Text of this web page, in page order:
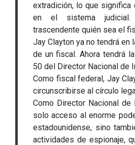
extradición, lo que significa
en el sistema judicial.
trascendente quién sea el
Jay Clayton ya no tendrá en
de un fiscal. Ahora tendrá
50 del Director Nacional de
Como fiscal federal, Jay
circunscribirse al círculo
Como Director Nacional de
solo acceso al enorme
estadounidense, sino
actividades de espionaje,